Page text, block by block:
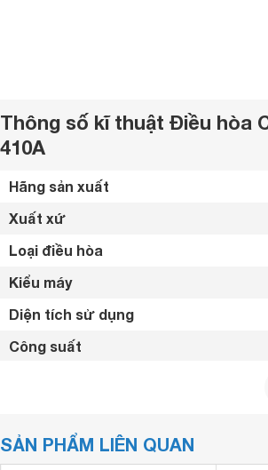
Công suất làm lạnh mạnh mẽ
Với công suất làm lạnh 9000 BTU,
Thông số kĩ thuật Điều hòa
410A
Hãng sản xuất
Xuất xứ
Loại điều hòa
Kiểu máy
Diện tích sử dụng
Công suất
Lọc bụi, kháng khuẩn, khử mùi
SẢN PHẨM LIÊN QUAN